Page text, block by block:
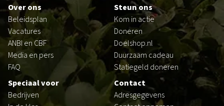
Over ons
Beleidsplan
Vacatures
ANBI en CBF
Media en pers
FAQ
Steun ons
Kom in actie
Doneren
Doelshop.nl
Duurzaam cadeau
Statiegeld doneren
Speciaal voor
Bedrijven
Contact
Adresgegevens